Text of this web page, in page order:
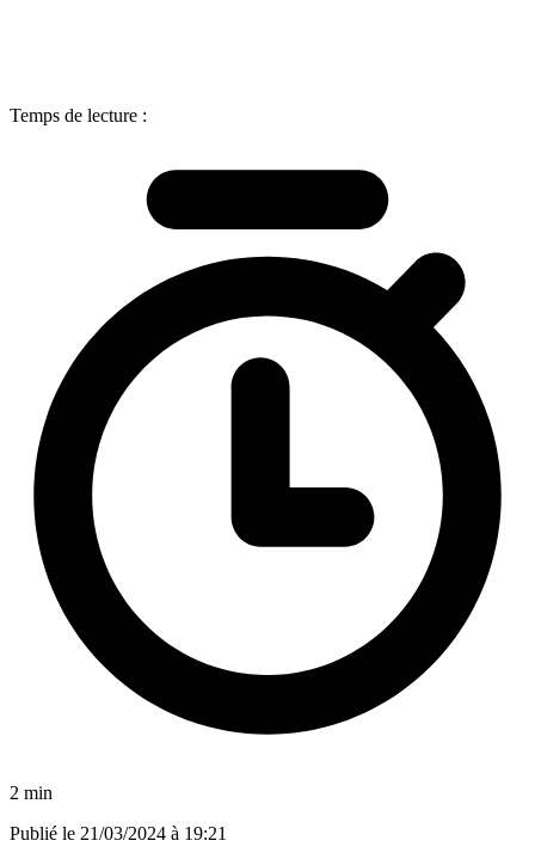
Temps de lecture :
2 min
Publié le 21/03/2024 à 19:21